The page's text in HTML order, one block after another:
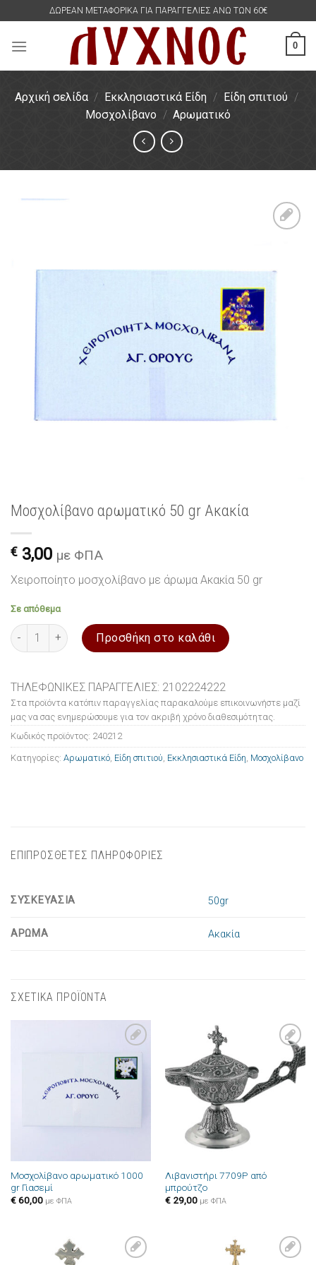
content
ΔΩΡΕΑΝ ΜΕΤΑΦΟΡΙΚΑ ΓΙΑ ΠΑΡΑΓΓΕΛΙΕΣ ΑΝΩ ΤΩΝ 60€
0
Αρχική σελίδα / Εκκλησιαστικά Είδη / Είδη σπιτιού /
Μοσχολίβανο / Αρωματικό
λίστα
Μοσχολίβανο αρωματικό 50 gr Ακακία
€ 3,00 με ΦΠΑ
Χειροποίητο μοσχολίβανο με άρωμα Ακακία 50 gr
Σε απόθεμα
Μοσχολίβανο αρωματικό 50 gr Ακακία ποσότητα
Προσθήκη στο καλάθι
ΤΗΛΕΦΩΝΙΚΕΣ ΠΑΡΑΓΓΕΛΙΕΣ: 2102224222
Στα προϊόντα κατόπιν παραγγελίας παρακαλούμε επικοινωνήστε μαζί
μας να σας ενημερώσουμε για τον ακριβή χρόνο διαθεσιμότητας.
Κωδικός προϊόντος: 240212
Κατηγορίες: Αρωματικό Είδη σπιτιού Εκκλησιαστικά Είδη Μοσχολίβανο
ΕΠΙΠΡΟΣΘΕΤΕΣ ΠΛΗΡΟΦΟΡΙΕΣ
ΣΥΣΚΕΥΑΣΙΑ 50gr
ΑΡΩΜΑ Ακακία
ΣΧΕΤΙΚΑ ΠΡΟΪΟΝΤΑ
Πρόσθήκη
στην λίστα
επιθυμιών
Μοσχολίβανο αρωματικό 1000
gr Γιασεμί
€60,00 με ΦΠΑ
Πρόσθήκη
στην λίστα
επιθυμιών
Λιβανιστήρι 7709P από
μπρούτζο
€29,00 με ΦΠΑ